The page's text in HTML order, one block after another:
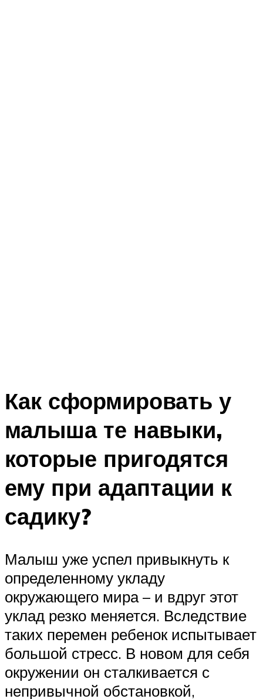
Как сформировать у
малыша те навыки,
которые пригодятся
ему при адаптации к
садику?
Малыш уже успел привыкнуть к
определенному укладу
окружающего мира – и вдруг этот
уклад резко меняется. Вследствие
таких перемен ребенок испытывает
большой стресс. В новом для себя
окружении он сталкивается с
непривычной обстановкой,